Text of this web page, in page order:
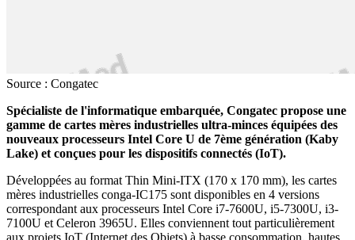
Source : Congatec
Spécialiste de l'informatique embarquée, Congatec propose une
gamme de cartes mères industrielles ultra-minces équipées des
nouveaux processeurs Intel Core U de 7ème génération (Kaby
Lake) et conçues pour les dispositifs connectés (IoT).
Développées au format Thin Mini-ITX (170 x 170 mm), les cartes
mères industrielles conga-IC175 sont disponibles en 4 versions
correspondant aux processeurs Intel Core i7-7600U, i5-7300U, i3-
7100U et Celeron 3965U. Elles conviennent tout particulièrement